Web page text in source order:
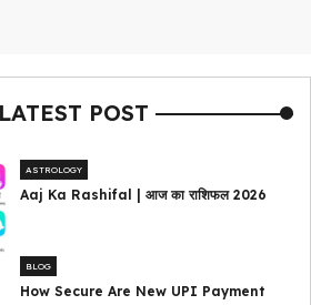
LATEST POST
ASTROLOGY
Aaj Ka Rashifal | आज का राशिफल 2026
BLOG
How Secure Are New UPI Payment